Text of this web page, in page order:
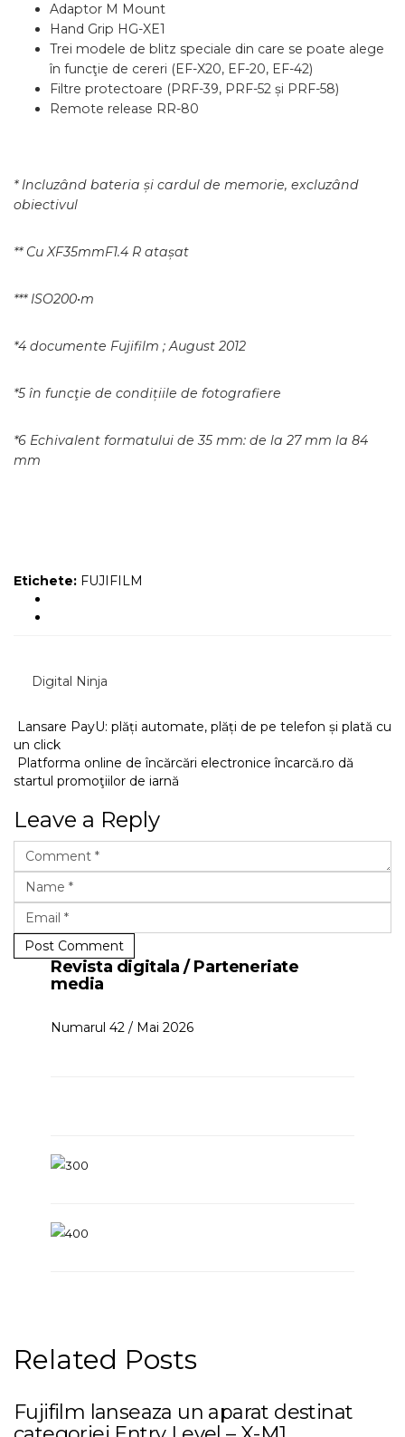
Adaptor M Mount
Hand Grip HG-XE1
Trei modele de blitz speciale din care se poate alege
în funcţie de cereri (EF-X20, EF-20, EF-42)
Filtre protectoare (PRF-39, PRF-52 și PRF-58)
Remote release RR-80
* Incluzând bateria și cardul de memorie, excluzând
obiectivul
** Cu XF35mmF1.4 R atașat
*** ISO200•m
*4 documente Fujifilm ; August 2012
*5 în funcţie de condițiile de fotografiere
*6 Echivalent formatului de 35 mm: de la 27 mm la 84
mm
Etichete: FUJIFILM
Digital Ninja
Lansare PayU: plăți automate, plăți de pe telefon și plată cu
un click
Platforma online de încărcări electronice încarcă.ro dă
startul promoţiilor de iarnă
Leave a Reply
Post Comment
Revista digitala / Parteneriate
media
Numarul 42 / Mai 2026
Related Posts
Fujifilm lanseaza un aparat destinat